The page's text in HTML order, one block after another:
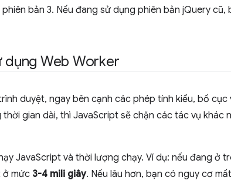
bản 3. Nếu đang sử dụng phiên bản jQuery cũ,
dụng Web Worker
duyệt, ngay bên cạnh các phép tính kiểu, bố
gian dài, thì JavaScript sẽ chặn các tác vụ khác
JavaScript và thời lượng chạy. Ví dụ: nếu đang ở
ở mức 3-4 mili giây. Nếu lâu hơn, bạn có nguy cơ